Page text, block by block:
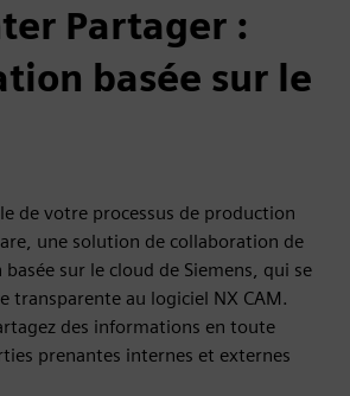
Partager :
basée sur le
de votre processus de production
une solution de collaboration de
sur le cloud de Siemens, qui se
transparente au logiciel NX CAM.
des informations en toute
prenantes internes et externes